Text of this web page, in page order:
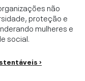
não
proteção e
mulheres e
social.
›